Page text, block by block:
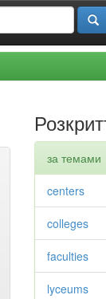
за темами
centers
colleges
faculties
lyceums